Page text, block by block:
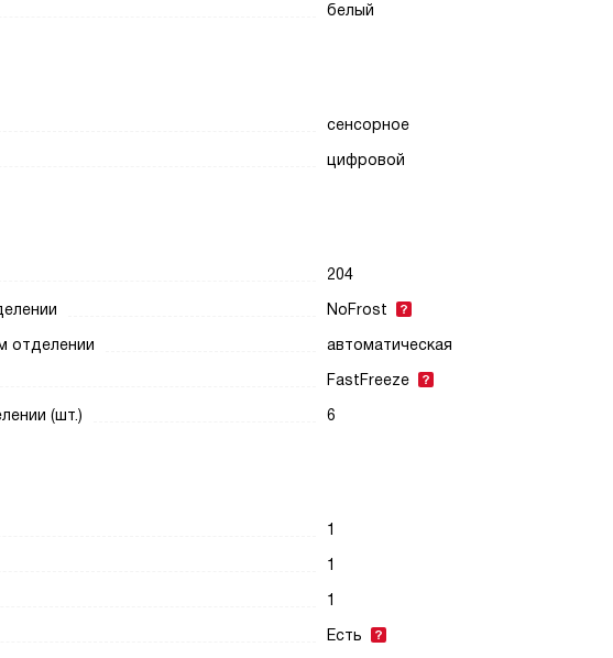
белый
сенсорное
цифровой
204
NoFrost
отделении
автоматическая
FastFreeze
(шт.)
6
1
1
1
Есть